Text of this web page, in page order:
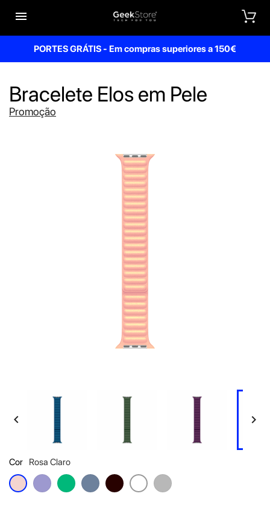

PORTES GRÁTIS - Em compras superiores a 150€
Bracelete Elos em Pele
Promoção
 
Cor Rosa Claro
Rosa
Claro
Roxo Verde Azul Preto BrancoCinza